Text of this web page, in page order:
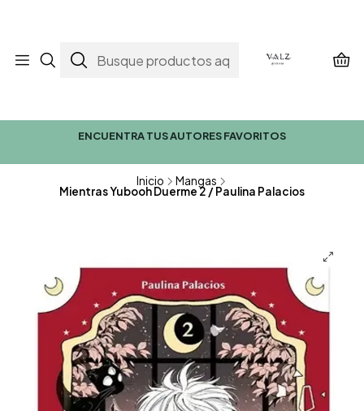
ENCUENTRA TUS AUTORES FAVORITOS
Inicio Mangas
Mientras Yubooh Duerme 2 / Paulina Palacios